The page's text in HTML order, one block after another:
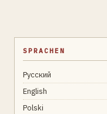
SPRACHEN
Русский
English
Polski